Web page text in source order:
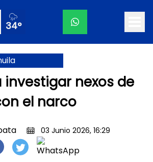
34°
investigar nexos de
el narco
03 Junio 2026, 16:29